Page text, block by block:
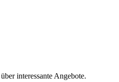
interessante Angebote.